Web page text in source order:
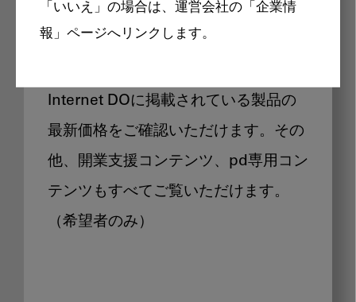
「いいえ」の場合は、運営会社の「企業情
報」ページへリンクします。
製品価格も閲覧可能
Internet DOに掲載されている製品の
最新価格をご確認いただけます。その
他、開業支援コンテンツ、pd専用コン
テンツもすべてご覧いただけます。
（希望者のみ）